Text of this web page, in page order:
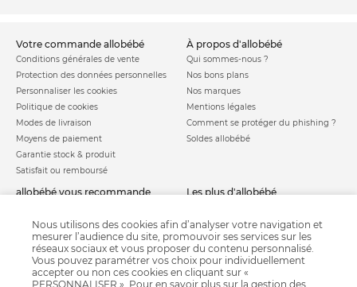
votre commande allobébé
Conditions générales de vente
Protection des données personnelles
Personnaliser les cookies
Politique de cookies
Modes de livraison
Moyens de paiement
Garantie stock & produit
Satisfait ou remboursé
à propos d'allobébé
Qui sommes-nous ?
Nos bons plans
Nos marques
Mentions légales
Comment se protéger du phishing ?
Soldes allobébé
allobébé vous recommande
Nos labels
Nos licences
Besoin d'aide ?
FAQ
les plus d'allobébé
Infos conseils
Jeux concours
Valise de maternité
Parrainage
Nous utilisons des cookies afin d’analyser votre navigation et
mesurer l’audience du site, promouvoir ses services sur les
réseaux sociaux et vous proposer du contenu personnalisé.
Vous pouvez paramétrer vos choix pour individuellement
accepter ou non ces cookies en cliquant sur «
PERSONNALISER ». Pour en savoir plus sur la gestion des